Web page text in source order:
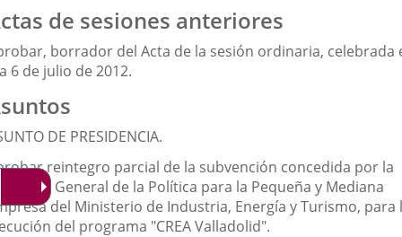
de sesiones anteriores
borrador del Acta de la sesión ordinaria, celebrada
6 de julio de 2012.
DE PRESIDENCIA.
reintegro parcial de la subvención concedida por la
General de la Política para la Pequeña y Mediana
del Ministerio de Industria, Energía y Turismo, para
del programa "CREA Valladolid".